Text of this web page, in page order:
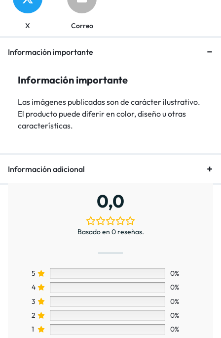
X Correo
Información importante
Información importante
Las imágenes publicadas son de carácter ilustrativo.
El producto puede diferir en color, diseño u otras
características.
Información adicional
0,0
Basado en 0 reseñas.
5
0%
4
0%
3
0%
2
0%
1
0%